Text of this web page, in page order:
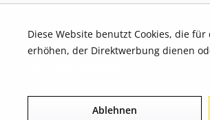
Diese Website benutzt Cookies, die
erhöhen, der Direktwerbung dienen
Ablehnen